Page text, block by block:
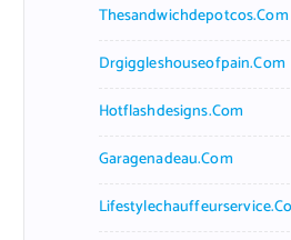
Thesandwichdepotcos.com
Drgiggleshouseofpain.com
Hotflashdesigns.com
Garagenadeau.com